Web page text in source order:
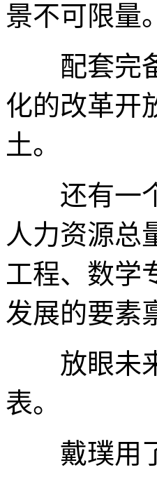
景不可限量。
配套完备
化的改革开
土。
还有一个
人力资源总
工程、数学
发展的要素
放眼未来
表。
戴璞用了